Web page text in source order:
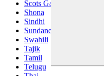
Scots Gaelic
Shona
Sindhi
Sundanese
Swahili
Tajik
Tamil
Telugu